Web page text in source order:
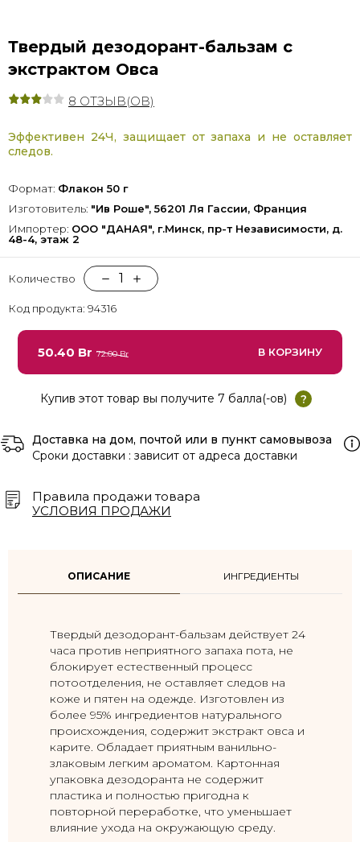
ОПИСАНИЕ ИНГРЕДИЕНТЫ
Твердый дезодорант-бальзам действует 24
часа против неприятного запаха пота, не
блокирует естественный процесс
потоотделения, не оставляет следов на
коже и пятен на одежде. Изготовлен из
более 95% ингредиентов натурального
происхождения, содержит экстракт овса и
карите. Обладает приятным ванильно-
злаковым легким ароматом. Картонная
упаковка дезодоранта не содержит
пластика и полностью пригодна к
повторной переработке, что уменьшает
влияние ухода на окружающую среду.
Твердый дезодорант-бальзам с
экстрактом Овса
8 ОТЗЫВ(ОВ)
Эффективен 24Ч, защищает от запаха и не оставляет
следов.
Формат: Флакон 50 г
Изготовитель: "Ив Роше", 56201 Ля Гассии, Франция
Импортер: ООО "ДАНАЯ", г.Минск, пр-т Независимости, д.
48-4, этаж 2
Количество 1
Код продукта: 94316
50.40 Br 72.00 Br В КОРЗИНУ
Купив этот товар вы получите 7 балла(-ов) ?
Доставка на дом, почтой или в пункт самовывоза
Сроки доставки : зависит от адреса доставки
Правила продажи товара
УСЛОВИЯ ПРОДАЖИ